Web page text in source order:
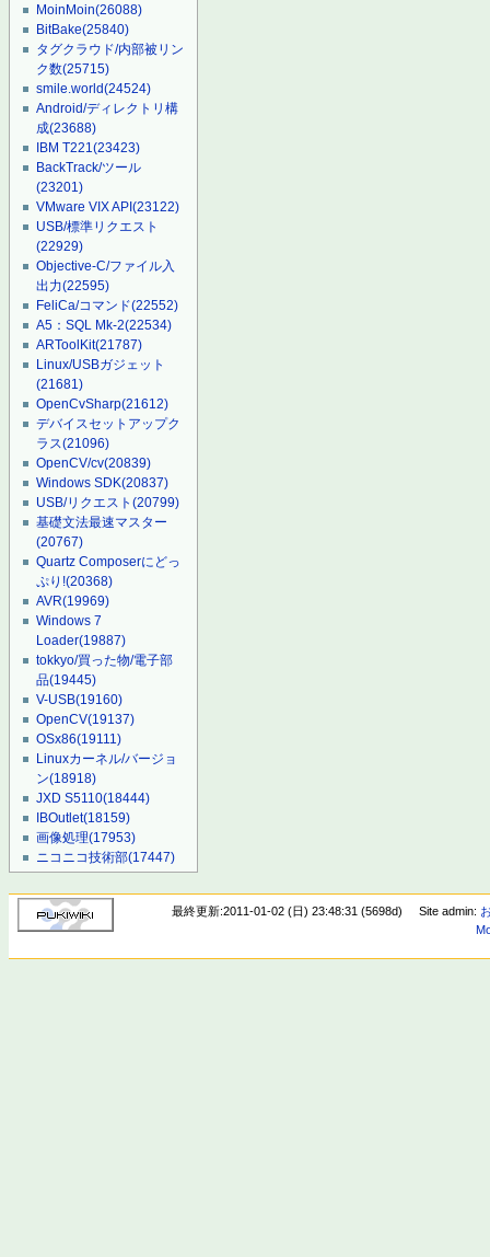
MoinMoin(26088)
BitBake(25840)
タグクラウド/内部被リン
ク数(25715)
smile.world(24524)
Android/ディレクトリ構
成(23688)
IBM T221(23423)
BackTrack/ツール
(23201)
VMware VIX API(23122)
USB/標準リクエスト
(22929)
Objective-C/ファイル入
出力(22595)
FeliCa/コマンド(22552)
A5：SQL Mk-2(22534)
ARToolKit(21787)
Linux/USBガジェット
(21681)
OpenCvSharp(21612)
デバイスセットアップク
ラス(21096)
OpenCV/cv(20839)
Windows SDK(20837)
USB/リクエスト(20799)
基礎文法最速マスター
(20767)
Quartz Composerにどっ
ぷり!(20368)
AVR(19969)
Windows 7
Loader(19887)
tokkyo/買った物/電子部
品(19445)
V-USB(19160)
OpenCV(19137)
OSx86(19111)
Linuxカーネル/バージョ
ン(18918)
JXD S5110(18444)
IBOutlet(18159)
画像処理(17953)
ニコニコ技術部(17447)
最終更新:2011-01-02 (日) 23:48:31 (5698d) Site admin: